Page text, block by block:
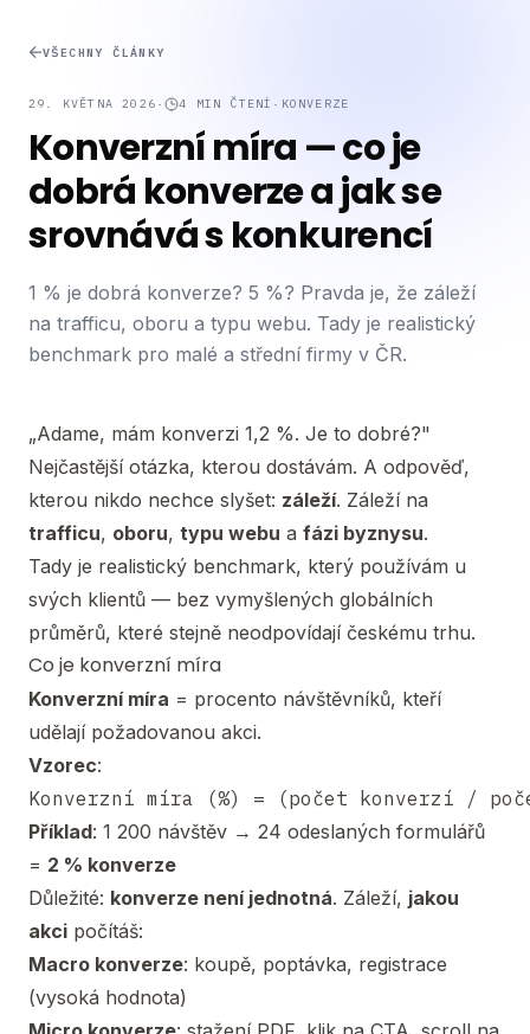
VŠECHNY ČLÁNKY
29. KVĚTNA 2026 · 4 MIN ČTENÍ · KONVERZE
Konverzní míra — co je
dobrá konverze a jak se
srovnává s konkurencí
1 % je dobrá konverze? 5 %? Pravda je, že záleží
na trafficu, oboru a typu webu. Tady je realistický
benchmark pro malé a střední firmy v ČR.
„Adame, mám konverzi 1,2 %. Je to dobré?"
Nejčastější otázka, kterou dostávám. A odpověď,
kterou nikdo nechce slyšet: záleží. Záleží na
trafficu, oboru, typu webu a fázi byznysu.
Tady je realistický benchmark, který používám u
svých klientů — bez vymyšlených globálních
průměrů, které stejně neodpovídají českému trhu.
Co je konverzní míra
Konverzní míra = procento návštěvníků, kteří
udělají požadovanou akci.
Vzorec:
Příklad: 1 200 návštěv → 24 odeslaných formulářů
= 2 % konverze
Důležité: konverze není jednotná. Záleží, jakou
akci počítáš:
Macro konverze: koupě, poptávka, registrace
(vysoká hodnota)